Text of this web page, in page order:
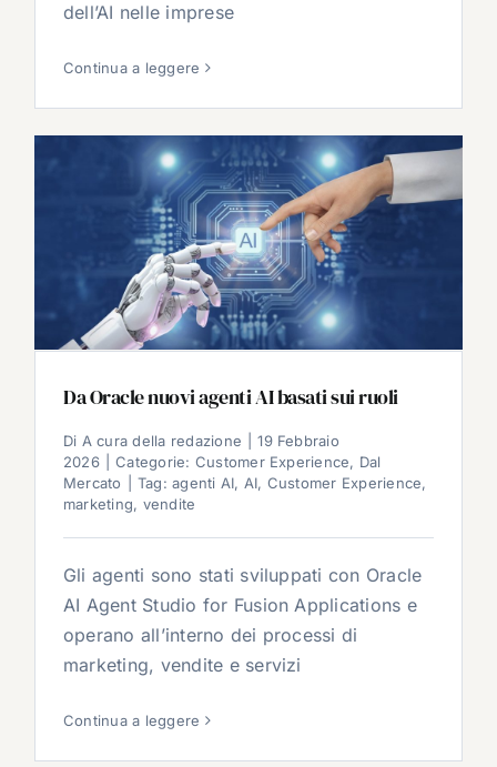
dell’AI nelle imprese
Continua a leggere
Da Oracle nuovi agenti AI basati sui ruoli
Di A cura della redazione
19 Febbraio
2026
Categorie: Customer Experience, Dal
Mercato
Tag:agenti AI, AI, Customer Experience,
marketing, vendite
Gli agenti sono stati sviluppati con Oracle
AI Agent Studio for Fusion Applications e
operano all’interno dei processi di
marketing, vendite e servizi
Continua a leggere